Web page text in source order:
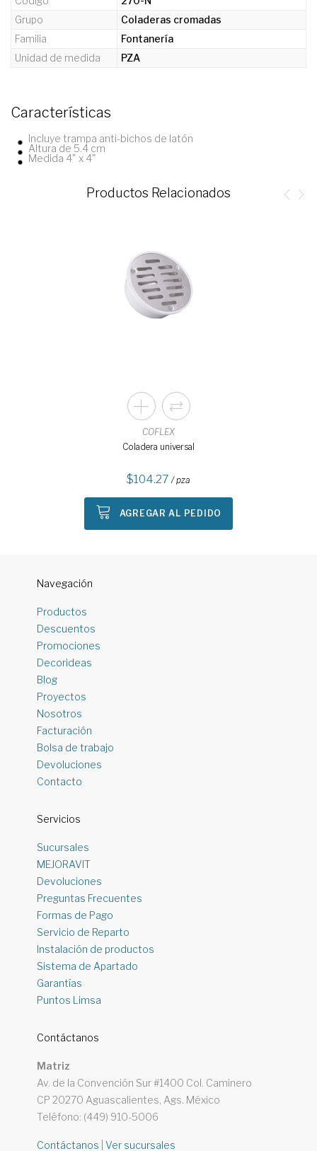
Grupo
Coladeras cromadas
Familia
Fontanería
Unidad de medida
PZA
Características
Incluye trampa anti-bichos de latón
Altura de 5.4 cm
Medida 4" x 4"
Productos Relacionados
COFLEX
Coladera universal
104.27 / pza
AGREGAR AL PEDIDO
Navegación
Productos
Descuentos
Promociones
Decorideas
Blog
Proyectos
Nosotros
Facturación
Bolsa de trabajo
Devoluciones
Contacto
Servicios
Sucursales
MEJORAVIT
Devoluciones
Preguntas Frecuentes
Formas de Pago
Servicio de Reparto
Instalación de productos
Sistema de Apartado
Garantías
Puntos Limsa
Contáctanos
Matriz
Av. de la Convención Sur #1400 Col. Caminero
CP 20270 Aguascalientes, Ags. México
Teléfono: (449) 910-5006
Contáctanos |Ver sucursales